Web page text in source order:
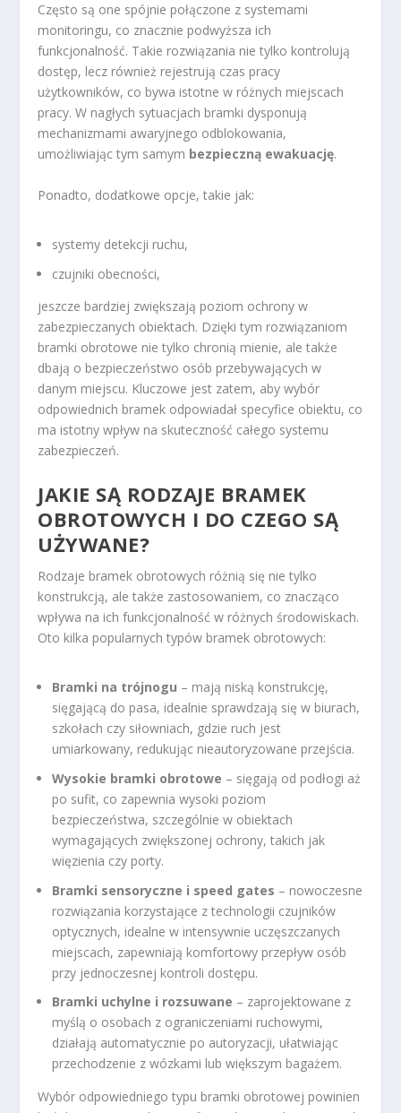
Często są one spójnie połączone z systemami
monitoringu, co znacznie podwyższa ich
funkcjonalność. Takie rozwiązania nie tylko kontrolują
dostęp, lecz również rejestrują czas pracy
użytkowników, co bywa istotne w różnych miejscach
pracy. W nagłych sytuacjach bramki dysponują
mechanizmami awaryjnego odblokowania,
umożliwiając tym samym bezpieczną ewakuację.
Ponadto, dodatkowe opcje, takie jak:
systemy detekcji ruchu,
czujniki obecności,
jeszcze bardziej zwiększają poziom ochrony w
zabezpieczanych obiektach. Dzięki tym rozwiązaniom
bramki obrotowe nie tylko chronią mienie, ale także
dbają o bezpieczeństwo osób przebywających w
danym miejscu. Kluczowe jest zatem, aby wybór
odpowiednich bramek odpowiadał specyfice obiektu, co
ma istotny wpływ na skuteczność całego systemu
zabezpieczeń.
JAKIE SĄ RODZAJE BRAMEK
OBROTOWYCH I DO CZEGO SĄ
UŻYWANE?
Rodzaje bramek obrotowych różnią się nie tylko
konstrukcją, ale także zastosowaniem, co znacząco
wpływa na ich funkcjonalność w różnych środowiskach.
Oto kilka popularnych typów bramek obrotowych:
Bramki na trójnogu – mają niską konstrukcję,
sięgającą do pasa, idealnie sprawdzają się w biurach,
szkołach czy siłowniach, gdzie ruch jest
umiarkowany, redukując nieautoryzowane przejścia.
Wysokie bramki obrotowe – sięgają od podłogi aż
po sufit, co zapewnia wysoki poziom
bezpieczeństwa, szczególnie w obiektach
wymagających zwiększonej ochrony, takich jak
więzienia czy porty.
Bramki sensoryczne i speed gates – nowoczesne
rozwiązania korzystające z technologii czujników
optycznych, idealne w intensywnie uczęszczanych
miejscach, zapewniają komfortowy przepływ osób
przy jednoczesnej kontroli dostępu.
Bramki uchylne i rozsuwane – zaprojektowane z
myślą o osobach z ograniczeniami ruchowymi,
działają automatycznie po autoryzacji, ułatwiając
przechodzenie z wózkami lub większym bagażem.
Wybór odpowiedniego typu bramki obrotowej powinien